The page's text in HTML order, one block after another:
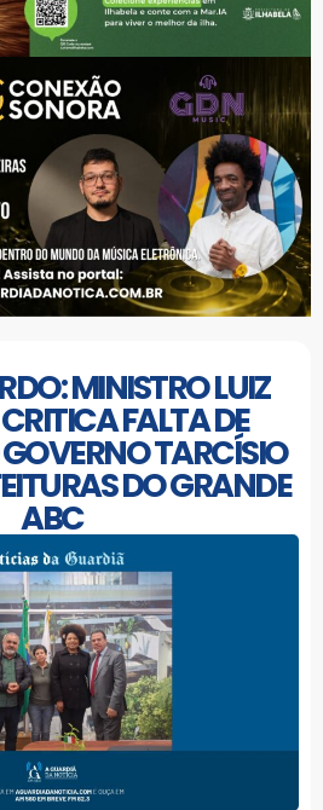
MINISTRO LUIZ
FALTA DE
TARCÍSIO
DO GRANDE
ABC